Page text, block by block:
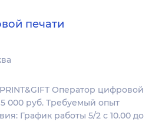
печати
Оператор цифровой
000 руб. Требуемый опыт
График работы 5/2 с 10.00 до